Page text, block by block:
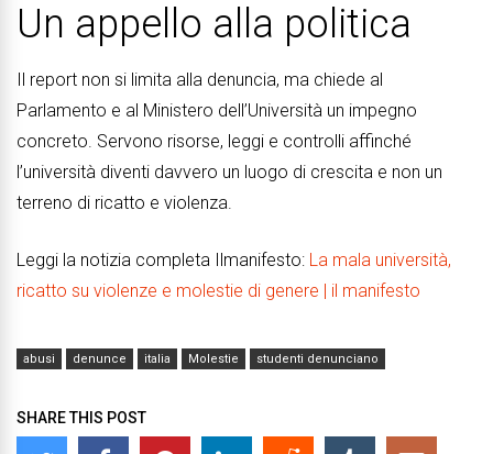
Un appello alla politica
Il report non si limita alla denuncia, ma chiede al
Parlamento e al Ministero dell’Università un impegno
concreto. Servono risorse, leggi e controlli affinché
l’università diventi davvero un luogo di crescita e non un
terreno di ricatto e violenza.
Leggi la notizia completa Ilmanifesto: La mala università,
ricatto su violenze e molestie di genere | il manifesto
abusi denunce italia Molestie studenti denunciano
SHARE THIS POST